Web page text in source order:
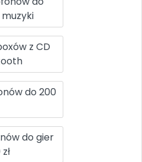
z CD
do 200
do gier